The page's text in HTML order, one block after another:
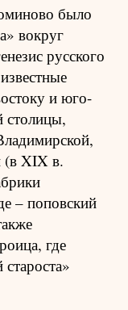
было
вокруг
русского
и юго-
столицы,
(в XIX в.
– поповский
где